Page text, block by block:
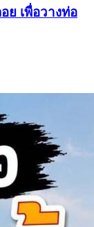
ย เพื่อวางท่อ